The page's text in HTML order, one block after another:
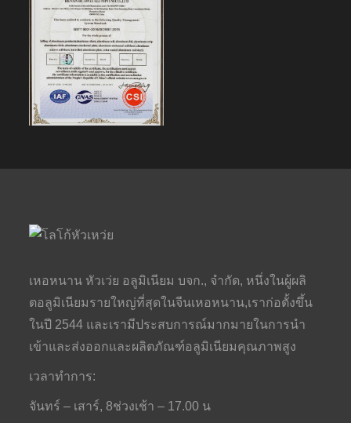
เหอหนาน หัวเว่ย อลูมิเนียม บจก., จำกัด, หนึ่งในผู้ผลิ
ตอลูมิเนียมรายใหญ่ที่สุดในจีนเหอหนาน,เราก่อตั้งขึ้น
ในปี 2544 และเรามีประสบการณ์มากมายในการนำ
เข้าและส่งออกและผลิตภัณฑ์อลูมิเนียมคุณภาพสูง
เวลาทำการ:
จันทร์ – เสาร์, 8ช่วงเช้า – 17.00 น